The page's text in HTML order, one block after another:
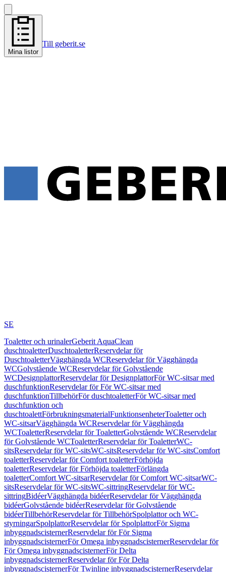
Mina listor
Till geberit.se
SE
Toaletter och urinalerGeberit AquaClean
duschtoaletterDuschtoaletterReservdelar för
DuschtoaletterVägghängda WCReservdelar för Vägghängda
WCGolvstående WCReservdelar för Golvstående
WCDesignplattorReservdelar för DesignplattorFör WC-sitsar med
duschfunktionReservdelar för För WC-sitsar med
duschfunktionTillbehörFör duschtoaletterFör WC-sitsar med
duschfunktion och
duschtoalettFörbrukningsmaterialFunktionsenheterToaletter och
WC-sitsarVägghängda WCReservdelar för Vägghängda
WCToaletterReservdelar för ToaletterGolvstående WCReservdelar
för Golvstående WCToaletterReservdelar för ToaletterWC-
sitsReservdelar för WC-sitsWC-sitsReservdelar för WC-sitsComfort
toaletterReservdelar för Comfort toaletterFörhöjda
toaletterReservdelar för Förhöjda toaletterFörlängda
toaletterComfort WC-sitsarReservdelar för Comfort WC-sitsarWC-
sitsReservdelar för WC-sitsWC-sittringReservdelar för WC-
sittringBidéerVägghängda bidéerReservdelar för Vägghängda
bidéerGolvstående bidéerReservdelar för Golvstående
bidéerTillbehörReservdelar för TillbehörSpolplattor och WC-
styrningarSpolplattorReservdelar för SpolplattorFör Sigma
inbyggnadscisternerReservdelar för För Sigma
inbyggnadscisternerFör Omega inbyggnadscisternerReservdelar för
För Omega inbyggnadscisternerFör Delta
inbyggnadscisternerReservdelar för För Delta
inbyggnadscisternerFör Twinline inbyggnadscisternerReservdelar